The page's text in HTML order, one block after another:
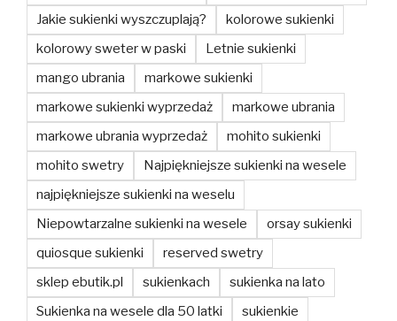
Jakie sukienki wyszczuplają?
kolorowe sukienki
kolorowy sweter w paski
Letnie sukienki
mango ubrania
markowe sukienki
markowe sukienki wyprzedaż
markowe ubrania
markowe ubrania wyprzedaż
mohito sukienki
mohito swetry
Najpiękniejsze sukienki na wesele
najpiękniejsze sukienki na weselu
Niepowtarzalne sukienki na wesele
orsay sukienki
quiosque sukienki
reserved swetry
sklep ebutik.pl
sukienkach
sukienka na lato
Sukienka na wesele dla 50 latki
sukienkie